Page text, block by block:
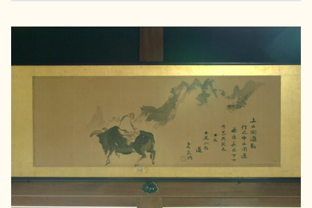
地酒蔵元会検定